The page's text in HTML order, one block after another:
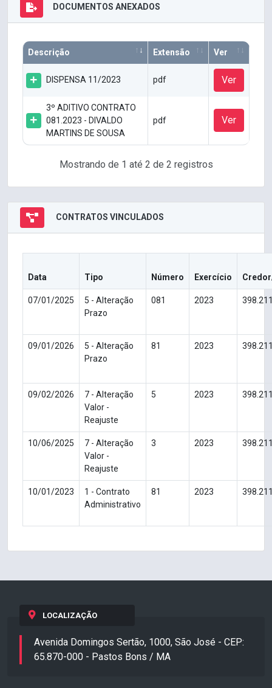
DOCUMENTOS ANEXADOS
Descrição Extensão Ver
DISPENSA 11/2023 pdf Ver
3º ADITIVO CONTRATO
081.2023 - DIVALDO
MARTINS DE SOUSA
pdf Ver
Mostrando de 1 até 2 de 2 registros
CONTRATOS VINCULADOS
Data Tipo Número Exercício
07/01/2025
5 - Alteração
Prazo
081 2023
09/01/2026
5 - Alteração
Prazo
81 2023
09/02/2026
7 - Alteração
Valor -
Reajuste
5 2023
10/06/2025
7 - Alteração
Valor -
Reajuste
3 2023
10/01/2023
1 - Contrato
Administrativo
81 2023
LOCALIZAÇÃO
Avenida Domingos Sertão, 1000, São José - CEP:
65.870-000 - Pastos Bons / MA